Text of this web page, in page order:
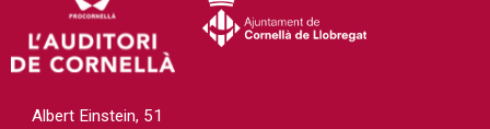
Albert Einstein, 51